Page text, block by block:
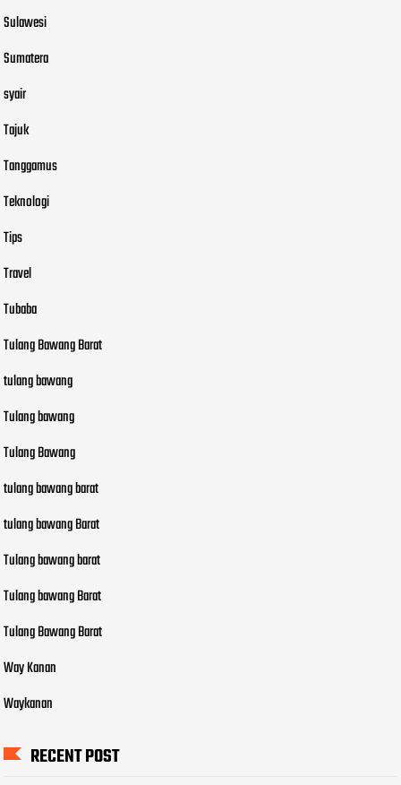
Sulawesi
Sumatera
syair
Tajuk
Tanggamus
Teknologi
Tips
Travel
Tubaba
Tulang Bawang Barat
tulang bawang
Tulang bawang
Tulang Bawang
tulang bawang barat
tulang bawang Barat
Tulang bawang barat
Tulang bawang Barat
Tulang Bawang Barat
Way Kanan
Waykanan
RECENT POST